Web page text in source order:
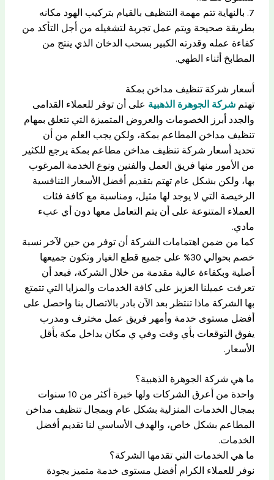
7. بالنهاية تتم مهمة التنظيف بالقيام بتركيب الهود مكانه
بطريقة صحيحة ويتم عمل تجربة لتشغيله من أجل التأكد من
كفاءة عمله وقدرته الكبير بسحب الدخان الذي ينتج من
المطابخ أثناء الطهي.
أسعار شركة تنظيف مداخن بمكة
تهتمشركة الجوهرة الذهبية على أن توفر للعملاء القدامى
والجدد أبرز الخصومات والعروض المتميزة التي تتعلق بمهام
تنظيف مداخن المطاعم بمكة، ولكن يجب العلم من أن
تحديد أسعار شركة تنظيف مداخن مطاعم بمكة يرجع للكثير
من الأمور منها فريق العمل والفنين ونوع الخدمة المرغوب
بها، ولكن بشكل عام تهتم بتقديم أفضل الأسعار التنافسية
الرخيصة التي لا يوجد لها مثيل، ومناسبة مع كافة فئات
العملاء المتنوعة على أن يتم التعامل معها دون أي عبء
مادي.
كما من ضمن اهتمامات الشركة أن توفر من حين لآخر نسبة
خصم بحوالي 30% على جميع قطع الغيار وتكون جميعها
أصلية وبكفاءة عالية مقدمة من خلال الشركة، فبعد أن
تعرفت عميلنا العزيز على كافة الخدمات والمزايا التي تتمتع
بها الشركة ماذا تنتظر بعد الآن بادر بالاتصال بنا واحصل على
أفضل مستوى خدمة وأمهر فريق عمل مخترف ومدرب
يفوق التوقعات بأي وقت وفي ي مكان بداخل مكة بأقل
الأسعار.
ما هي شركة الجوهرة الذهبية؟
واحدة من أعرق الشركات ولها خبرة أكثر من 10 سنوات
بمجال الخدمات المنزلية بشكل عام وبمجال تنظيف مداخن
المطاعم بشكل خاص، والهدف الأساسي لنا تقديم أفضل
الخدمات.
ما هي الخدمات التي تقدمها الشركة؟
نوفر للعملاء الكرام أفضل مستوى خدمة متميز بجودة